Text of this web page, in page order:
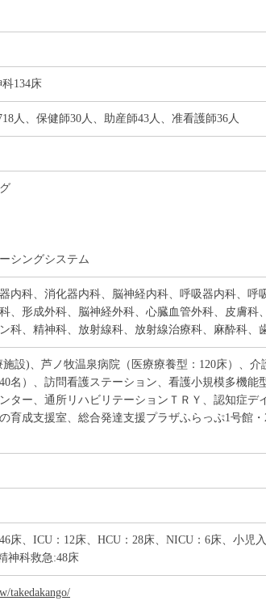
134床
人、保健師30人、助産師43人、准看護師36人
シングシステム
内科、消化器内科、脳神経内科、呼吸器内科、
、形成外科、脳神経外科、心臓血管外科、皮膚
科、精神科、放射線科、放射線治療科、麻酔科、
設)、芦ノ牧温泉病院（医療療養型：120床）、
名）、訪問看護ステーション、看護小規模多機
ター、通所リハビリテーションＴＲＹ、認知症
育成支援室、総合発達支援プラザふらっぷ1号館
床、ICU：12床、HCU：28床、NICU：6床、小児
神科救急:48床
takedakango/